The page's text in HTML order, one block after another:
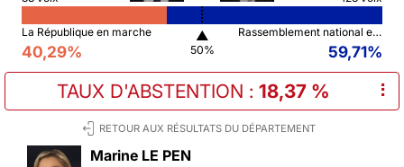
La République en marche
40,29%
▲
50%
Rassemblement national et ses alliés
59,71%
TAUX D'ABSTENTION : 18,37 % ⠇
RETOUR AUX RÉSULTATS DU DÉPARTEMENT
Marine LE PEN